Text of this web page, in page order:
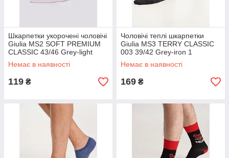
Шкарпетки укорочені чоловічі
Giulia MS2 SOFT PREMIUM
CLASSIC 43/46 Grey-light
grey melange
Немає в наявності
119 ₴
Чоловічі теплі шкарпетки
Giulia MS3 TERRY CLASSIC
003 39/42 Grey-iron 1
Немає в наявності
169 ₴